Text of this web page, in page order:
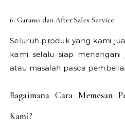
6. Garansi dan After Sales Service
Seluruh produk yang kami
kami selalu siap menangani
atau masalah pasca
Bagaimana Cara Memesan
Kami?